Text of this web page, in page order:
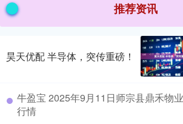
推荐资讯
昊天优配 半导体，突传重磅！
牛盈宝 2025年9月11日师宗县鼎禾物
行情